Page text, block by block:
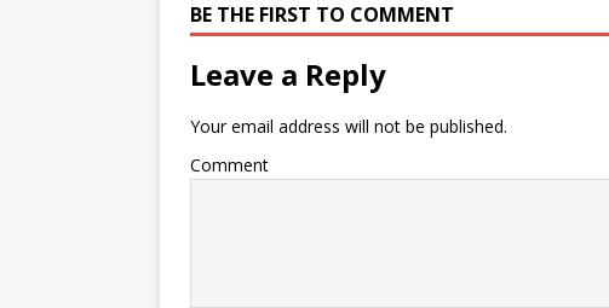
BE THE FIRST TO COMMENT
Leave a Reply
Your email address will not be published.
Comment